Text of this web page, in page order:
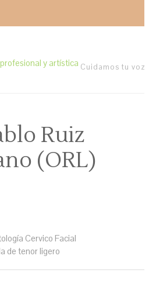
Cuidamos tu voz
Ruiz
(ORL)
Cervico Facial
de tenor ligero